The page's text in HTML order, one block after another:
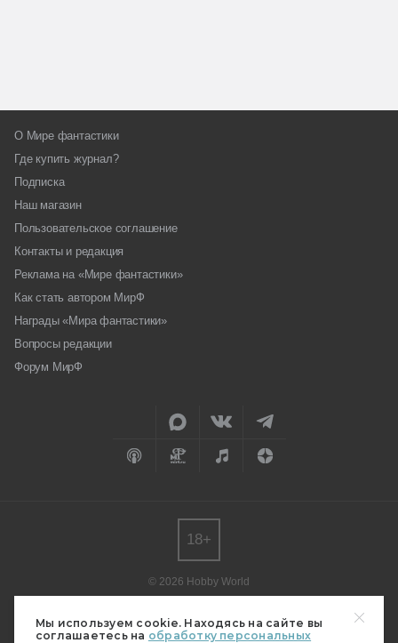
Мы используем cookie. Находясь на сайте вы
соглашаетесь на обработку персональных
О Мире фантастики
Где купить журнал?
Подписка
Наш магазин
Пользовательское соглашение
Контакты и редакция
Реклама на «Мире фантастики»
Как стать автором МирФ
Награды «Мира фантастики»
Вопросы редакции
Форум МирФ
© 2026 Hobby World
редакции.
Мнение авторов может не совпадать с мнением редакции.
18+